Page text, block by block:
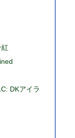
DKアイラ